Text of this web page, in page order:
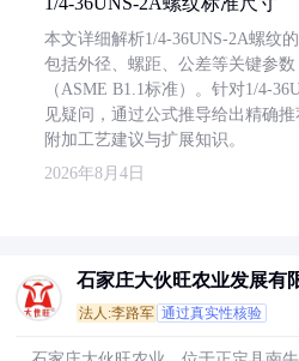
本文详细解析1/4-36UNS-2A螺纹
包括外径、螺距、公差等关键参
（ASME B1.1标准）。针对1/4-
见疑问，通过公式推导给出精确
附加工艺建议与扩展知识。
2026年8月4日
石家庄大伙旺农业发展有
法人:李路军 通过真实性核验